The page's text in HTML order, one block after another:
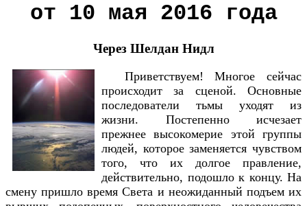
от 10 мая 2016 года
Через Шелдан Нидл
Приветствуем! Многое сейчас
происходит за сценой. Основные
последователи тьмы уходят из
жизни. Постепенно исчезает
прежнее высокомерие этой группы
людей, которое заменяется чувством
того, что их долгое правление,
действительно, подошло к концу. На
смену пришло время Света и неожиданный подъем их